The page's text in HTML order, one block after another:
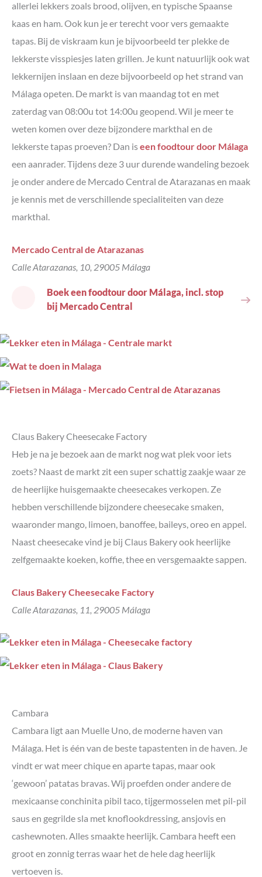
allerlei lekkers zoals brood, olijven, en typische Spaanse
kaas en ham. Ook kun je er terecht voor vers gemaakte
tapas. Bij de viskraam kun je bijvoorbeeld ter plekke de
lekkerste visspiesjes laten grillen. Je kunt natuurlijk ook wat
lekkernijen inslaan en deze bijvoorbeeld op het strand van
Málaga opeten. De markt is van maandag tot en met
zaterdag van 08:00u tot 14:00u geopend. Wil je meer te
weten komen over deze bijzondere markthal en de
lekkerste tapas proeven? Dan iseen foodtour door Málaga
een aanrader. Tijdens deze 3 uur durende wandeling bezoek
je onder andere de Mercado Central de Atarazanas en maak
je kennis met de verschillende specialiteiten van deze
markthal.
Mercado Central de Atarazanas
Calle Atarazanas, 10, 29005 Málaga
Boek een foodtour door Málaga, incl. stop
bij Mercado Central
Claus Bakery Cheesecake Factory
Heb je na je bezoek aan de markt nog wat plek voor iets
zoets? Naast de markt zit een super schattig zaakje waar ze
de heerlijke huisgemaakte cheesecakes verkopen. Ze
hebben verschillende bijzondere cheesecake smaken,
waaronder mango, limoen, banoffee, baileys, oreo en appel.
Naast cheesecake vind je bij Claus Bakery ook heerlijke
zelfgemaakte koeken, koffie, thee en versgemaakte sappen.
Claus Bakery Cheesecake Factory
Calle Atarazanas, 11, 29005 Málaga
Cambara
Cambara ligt aan Muelle Uno, de moderne haven van
Málaga. Het is één van de beste tapastenten in de haven. Je
vindt er wat meer chique en aparte tapas, maar ook
‘gewoon’ patatas bravas. Wij proefden onder andere de
mexicaanse conchinita pibil taco, tijgermosselen met pil-pil
saus en gegrilde sla met knoflookdressing, ansjovis en
cashewnoten. Alles smaakte heerlijk. Cambara heeft een
groot en zonnig terras waar het de hele dag heerlijk
vertoeven is.